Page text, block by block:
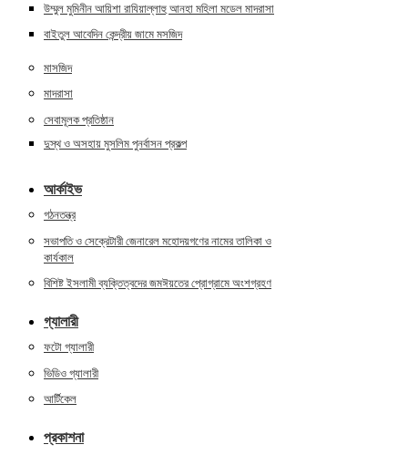
উম্মুল মুমিনীন আয়িশা রাযিয়াল্লাহু আনহা মহিলা মডেল মাদরাসা
বাইতুল আবেদিন কেন্দ্রীয় জামে মসজিদ
মাসজিদ
মাদরাসা
সেবামূলক প্রতিষ্ঠান
দুস্থ ও অসহায় মুসলিম পুনর্বাসন প্রকল্প
আর্কাইভ
গঠনতন্ত্র
সভাপতি ও সেক্রেটারী জেনারেল মহোদয়গণের নামের তালিকা ও
কার্যকাল
বিশিষ্ট ইসলামী ব্যক্তিত্বদের জমঈয়তের প্রোগ্রামে অংশগ্রহণ
গ্যালারী
ফটো গ্যালারী
ভিডিও গ্যালারী
আর্টিকেল
প্রকাশনা